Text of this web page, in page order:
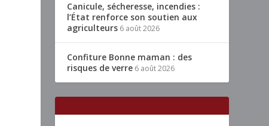
Canicule, sécheresse, incendies :
l’État renforce son soutien aux
agriculteurs 6 août 2026
Confiture Bonne maman : des
risques de verre 6 août 2026